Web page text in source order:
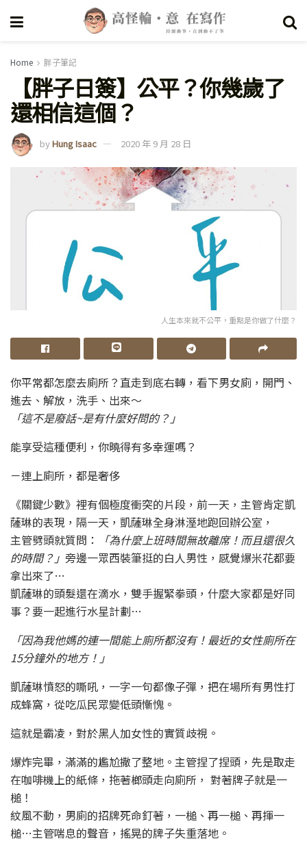
Home 胖子筆記
【胖子日簽】公平？你幾歲了
還相信這個？
byHung Isaac 2020 年 9 月 28 日
人生本來就不公平，重點是你做了什麼？
你平常都怎麼去廁所？直走到底右轉，看下男女廁，開門、
進去、解放，洗手、出來～
「這不是廢話~是有什麼好問的？」
能享受這種便利，你曉得有多幸運嗎？
－連上廁所，都是奢侈
《關鍵少數》裡有個極度衝突的片段，前一天，主管肯定凱
薩琳的表現，隔一天，凱薩琳全身淋溼地跑回辦公室，
主管劈頭就質問：
「為什麼上班時間無故離席！而且還很久
的時間？」 旁邊一眾西裝筆挺的白人男性，感覺爆米花都要
拿出來了…
凱薩琳的頭髮還在滴水，雙手握緊拳頭，什麼大家都是好同
事？要一起進行水星計劃…
「因為我他媽的連一間能上廁所都沒有！最近的女性廁所在
15分鐘外的地方！」
凱薩琳憤怒的嘶吼，一字一句都像子彈，把在場所有男性打
成蜂窩，從吃瓜民眾變低頭慚愧。
這就是霸凌，對於黑人加女性的實質歧視。
爆炸完畢，滿滿的尷尬撒了整地。主管捏了捏頭，先是取走
在咖啡機上的紙條，拖著榔頭走向廁所， 對著牌子就是一
槌！
紋風不動，男廁的招牌死命釘著，一槌、再一槌、再揮一
槌…主管喘息的聲音，搖晃的牌子失重落地。